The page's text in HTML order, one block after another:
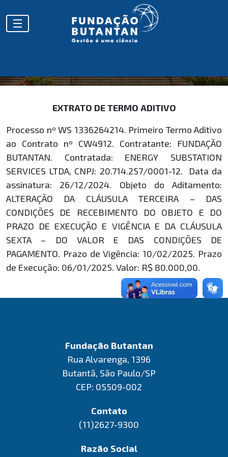
EXTRATOS
EXTRATO DE TERMO ADITIVO
Processo nº WS 1336264214. Primeiro Termo Aditivo
ao Contrato nº CW4912. Contratante: FUNDAÇÃO
BUTANTAN. Contratada: ENERGY SUBSTATION
SERVICES LTDA, CNPJ: 20.714.257/0001-12. Data da
assinatura: 26/12/2024. Objeto do Aditamento:
ALTERAÇÃO DA CLÁUSULA TERCEIRA – DAS
CONDIÇÕES DE RECEBIMENTO DO OBJETO E DO
PRAZO DE EXECUÇÃO E VIGÊNCIA E DA CLÁUSULA
SEXTA – DO VALOR E DAS CONDIÇÕES DE
PAGAMENTO. Prazo de Vigência: 10/02/2025. Prazo
de Execução: 06/01/2025. Valor: R$ 80.000,00.
Fundação Butantan
Rua Alvarenga, 1396
Butantã, São Paulo/SP
CEP: 05509-002
Contato
(11)2627-9300
Razão Social